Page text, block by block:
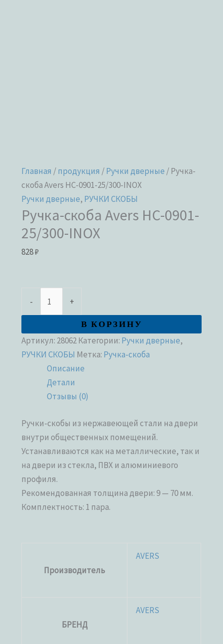
Главная /продукция /Ручки дверные / Ручка-
скоба Avers HC-0901-25/300-INOX
Ручки дверные, РУЧКИ СКОБЫ
Ручка-скоба Avers HC-0901-
25/300-INOX
828₽
- +
В КОРЗИНУ
Артикул: 28062Категории: Ручки дверные,
РУЧКИ СКОБЫ Метка: Ручка-скоба
Описание
Детали
Отзывы (0)
Ручки-скобы из нержавеющей стали на двери
внутри общественных помещений.
Устанавливаются как на металлические, так и
на двери из стекла, ПВХ и алюминиевого
профиля.
Рекомендованная толщина двери: 9 — 70 мм.
Комплектность: 1 пара.
Производитель
AVERS
БРЕНД
AVERS